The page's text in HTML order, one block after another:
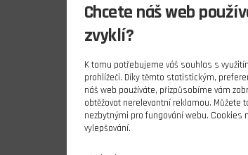
Chcete náš web
zvyklí?
K tomu potřebujeme váš souhlas s
prohlížeči. Díky těmto statistickým,
náš web používáte, přizpůsobíme vám
obtěžovat nerelevantní reklamou. Můžete
nezbytnými pro fungování webu. Cookies
vylepšování.